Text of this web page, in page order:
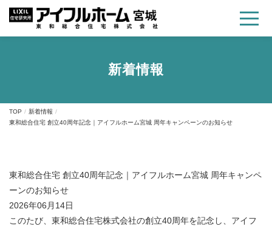
新着情報
TOP
新着情報
東和総合住宅 創立40周年記念｜アイフルホーム宮城 周年キャンペーンのお知らせ
東和総合住宅 創立40周年記念｜アイフルホーム宮城 周年キャンペ
ーンのお知らせ
2026年06月14日
このたび、東和総合住宅株式会社の創立40周年を記念し、アイフ